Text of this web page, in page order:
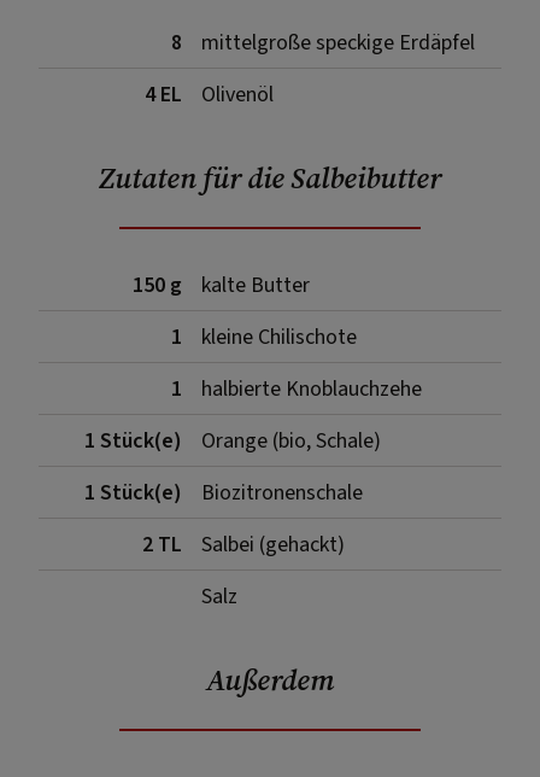
8
mittelgroße speckige Erdäpfel
4 EL
Olivenöl
Zutaten für die Salbeibutter
150 g
kalte Butter
1
kleine Chilischote
1
halbierte Knoblauchzehe
1 Stück(e)
Orange (bio, Schale)
1 Stück(e)
Biozitronenschale
2 TL
Salbei (gehackt)
Salz
Außerdem